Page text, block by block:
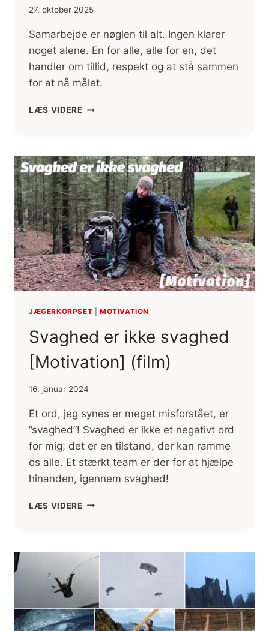
(FILM)
27. oktober 2025
Samarbejde er nøglen til alt. Ingen klarer
noget alene. En for alle, alle for en, det
handler om tillid, respekt og at stå sammen
for at nå målet.
LÆS VIDEREEN
FOR
EN
[MOTIVATION]
(FILM)
JÆGERKORPSET MOTIVATION
Svaghed er ikke svaghed
[Motivation] (film)
16. januar 2024
Et ord, jeg synes er meget misforstået, er
”svaghed”! Svaghed er ikke et negativt ord
for mig; det er en tilstand, der kan ramme
os alle. Et stærkt team er der for at hjælpe
hinanden, igennem svaghed!
LÆS VIDERESVAGHED
[MOTIVATION]